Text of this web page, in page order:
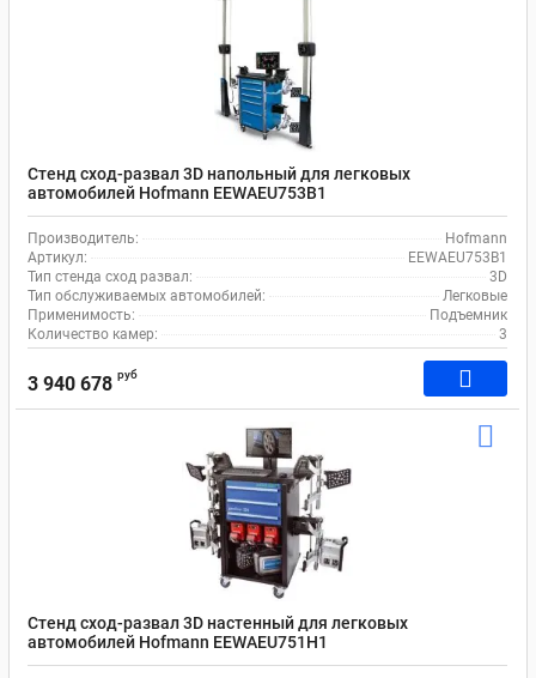
Стенд сход-развал 3D напольный для легковых
автомобилей Hofmann EEWAEU753B1
Производитель:
Hofmann
Артикул:
EEWAEU753B1
Тип стенда сход развал:
3D
Тип обслуживаемых автомобилей:
Легковые
Применимость:
Подъемник
Количество камер:
3
3 940 678 руб
Стенд сход-развал 3D настенный для легковых
автомобилей Hofmann EEWAEU751H1